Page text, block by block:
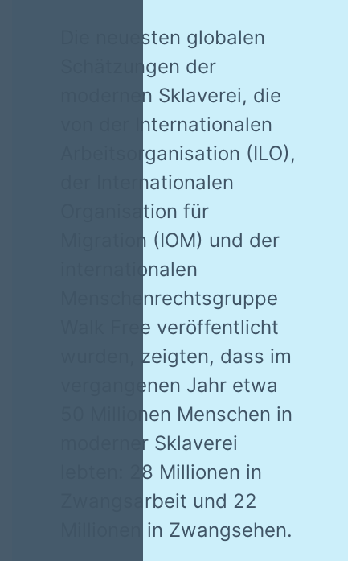
Die neuesten globalen
Schätzungen der
modernen Sklaverei, die
von der Internationalen
Arbeitsorganisation (ILO),
der Internationalen
Organisation für
Migration (IOM) und der
internationalen
Menschenrechtsgruppe
Walk Free veröffentlicht
wurden, zeigten, dass im
vergangenen Jahr etwa
50 Millionen Menschen in
moderner Sklaverei
lebten: 28 Millionen in
Zwangsarbeit und 22
Millionen in Zwangsehen.